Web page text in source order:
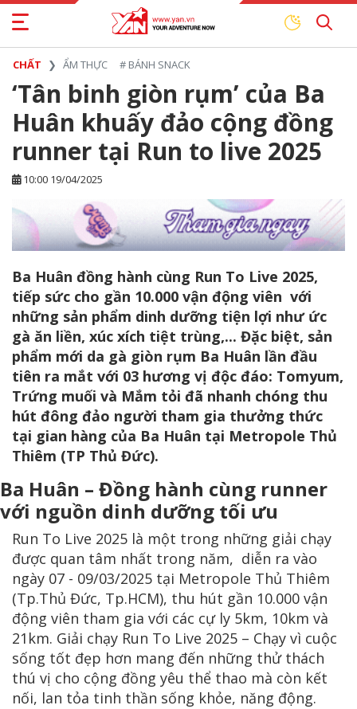
CHẤT ẨM THỰC # BÁNH SNACK
‘Tân binh giòn rụm’ của Ba
Huân khuấy đảo cộng đồng
runner tại Run to live 2025
10:00 19/04/2025
Ba Huân đồng hành cùng Run To Live 2025,
tiếp sức cho gần 10.000 vận động viên với
những sản phẩm dinh dưỡng tiện lợi như ức
gà ăn liền, xúc xích tiệt trùng,... Đặc biệt, sản
phẩm mới da gà giòn rụm Ba Huân lần đầu
tiên ra mắt với 03 hương vị độc đáo: Tomyum,
Trứng muối và Mắm tỏi đã nhanh chóng thu
hút đông đảo người tham gia thưởng thức
tại gian hàng của Ba Huân tại Metropole Thủ
Thiêm (TP Thủ Đức).
Ba Huân – Đồng hành cùng runner
với nguồn dinh dưỡng tối ưu
Run To Live 2025 là một trong những giải chạy
được quan tâm nhất trong năm, diễn ra vào
ngày 07 - 09/03/2025 tại Metropole Thủ Thiêm
(Tp.Thủ Đức, Tp.HCM), thu hút gần 10.000 vận
động viên tham gia với các cự ly 5km, 10km và
21km. Giải chạy Run To Live 2025 – Chạy vì cuộc
sống tốt đẹp hơn mang đến những thử thách
thú vị cho cộng đồng yêu thể thao mà còn kết
nối, lan tỏa tinh thần sống khỏe, năng động.